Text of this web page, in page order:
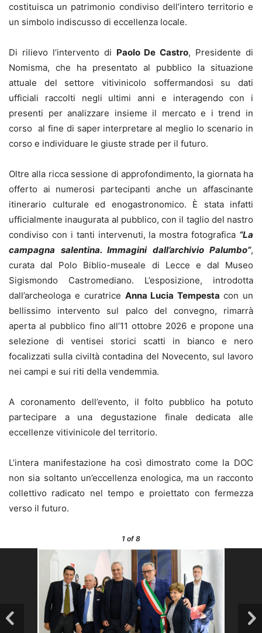
costituisca un patrimonio condiviso dell’intero territorio e
un simbolo indiscusso di eccellenza locale.
Di rilievo l’intervento di Paolo De Castro, Presidente di
Nomisma, che ha presentato al pubblico la situazione
attuale del settore vitivinicolo soffermandosi su dati
ufficiali raccolti negli ultimi anni e interagendo con i
presenti per analizzare insieme il mercato e i trend in
corso al fine di saper interpretare al meglio lo scenario in
corso e individuare le giuste strade per il futuro.
Oltre alla ricca sessione di approfondimento, la giornata ha
offerto ai numerosi partecipanti anche un affascinante
itinerario culturale ed enogastronomico. È stata infatti
ufficialmente inaugurata al pubblico, con il taglio del nastro
condiviso con i tanti intervenuti, la mostra fotografica “La
campagna salentina. Immagini dall’archivio Palumbo”,
curata dal Polo Biblio-museale di Lecce e dal Museo
Sigismondo Castromediano. L’esposizione, introdotta
dall’archeologa e curatrice Anna Lucia Tempestacon un
bellissimo intervento sul palco del convegno, rimarrà
aperta al pubblico fino all’11 ottobre 2026 e propone una
selezione di ventisei storici scatti in bianco e nero
focalizzati sulla civiltà contadina del Novecento, sul lavoro
nei campi e sui riti della vendemmia.
A coronamento dell’evento, il folto pubblico ha potuto
partecipare a una degustazione finale dedicata alle
eccellenze vitivinicole del territorio.
L’intera manifestazione ha così dimostrato come la DOC
non sia soltanto un’eccellenza enologica, ma un racconto
collettivo radicato nel tempo e proiettato con fermezza
verso il futuro.
1 of 8